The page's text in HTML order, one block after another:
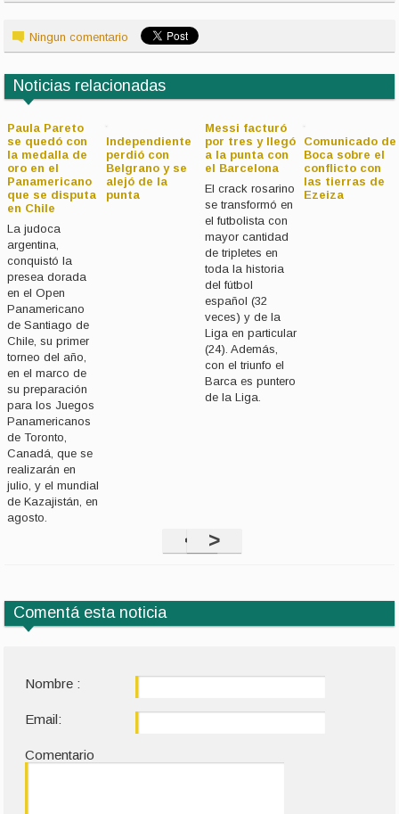
Ningun comentario
Noticias relacionadas
Paula Pareto
se quedó con
la medalla de
oro en el
Panamericano
que se disputa
en Chile
La judoca
argentina,
conquistó la
presea dorada
en el Open
Panamericano
de Santiago de
Chile, su primer
torneo del año,
en el marco de
su preparación
para los Juegos
Panamericanos
de Toronto,
Canadá, que se
realizarán en
julio, y el mundial
de Kazajistán, en
agosto.
Independiente
perdió con
Belgrano y se
alejó de la
punta
Messi facturó
por tres y llegó
a la punta con
el Barcelona
El crack rosarino
se transformó en
el futbolista con
mayor cantidad
de tripletes en
toda la historia
del fútbol
español (32
veces) y de la
Liga en particular
(24). Además,
con el triunfo el
Barca es puntero
de la Liga.
Comunicado de
Boca sobre el
conflicto con
las tierras de
Ezeiza
< >
Comentá esta noticia
Nombre :
Email:
Comentario